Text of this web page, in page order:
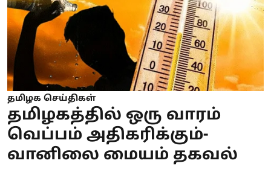
தமிழக செய்திகள்
தமிழகத்தில் ஒரு வாரம்
வெப்பம் அதிகரிக்கும்-
வானிலை மையம் தகவல்